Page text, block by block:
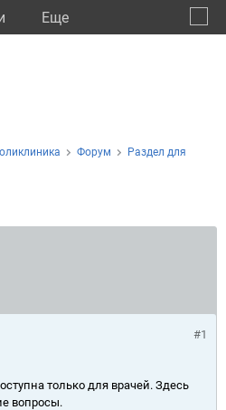
Eще
Форум
Раздел для
#1
только для врачей. Здесь
вопросы.